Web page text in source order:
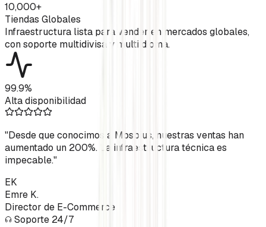
10,000+
Tiendas Globales
Infraestructura lista para vender en mercados globales,
con soporte multidivisa y multiidioma.
99.9%
Alta disponibilidad
"Desde que conocimos a Mosbius, nuestras ventas han
aumentado un 200%. La infraestructura técnica es
impecable."
EK
Emre K.
Director de E-Commerce
Soporte 24/7